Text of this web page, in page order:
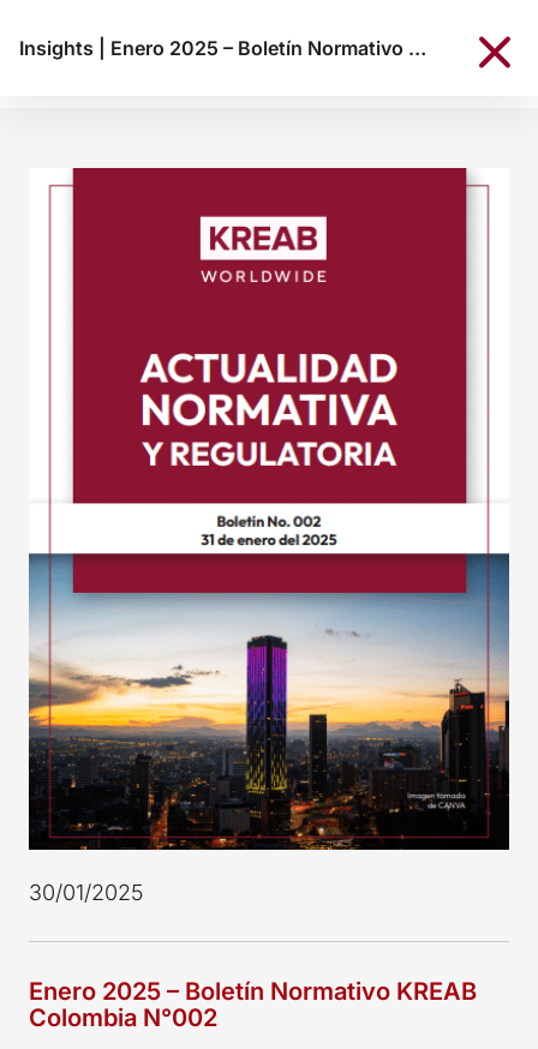
Insights Enero 2025 – Boletín Normativo KREAB Colombia N°002
30/01/2025
Enero 2025 – Boletín Normativo KREAB
Colombia N°002